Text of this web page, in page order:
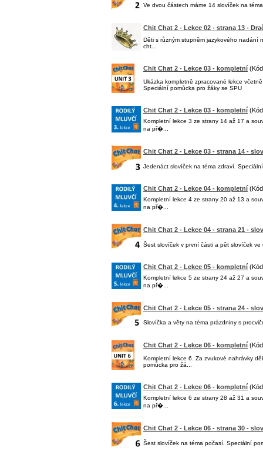
Ve dvou částech máme 14 slovíček na
Chit Chat 2 - Lekce 02 - strana 13 -
Děti s různým stupněm jazykového nadání
cht...
Chit Chat 2 - Lekce 03 - kompletní
Ukázka kompletně zpracované lekce
Speciální pomůcka pro žáky se SPU
Chit Chat 2 - Lekce 03 - kompletní
Kompletní lekce 3 ze strany 14 až 17 a
na př�...
Chit Chat 2 - Lekce 03 - strana 14 -
Jedenáct slovíček na téma zdraví.
Chit Chat 2 - Lekce 04 - kompletní
Kompletní lekce 4 ze strany 20 až 13 a
na př�...
Chit Chat 2 - Lekce 04 - strana 21 -
Šest slovíček v první části a pět slovíček
Chit Chat 2 - Lekce 05 - kompletní
Kompletní lekce 5 ze strany 24 až 27 a
na př�...
Chit Chat 2 - Lekce 05 - strana 24 -
Slovíčka a věty na téma prázdniny s
Chit Chat 2 - Lekce 06 - kompletní
Kompletní lekce 6. Za zvukové nahrávky
pomůcka pro žá...
Chit Chat 2 - Lekce 06 - kompletní
Kompletní lekce 6 ze strany 28 až 31 a
na př�...
Chit Chat 2 - Lekce 06 - strana 30 -
Šest slovíček na téma počasí. Speciální